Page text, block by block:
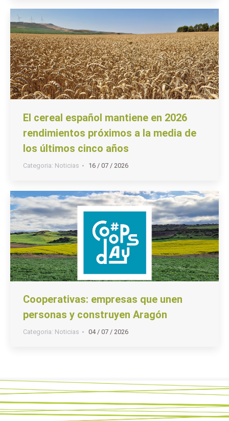
El cereal español mantiene en 2026
rendimientos próximos a la media de
los últimos cinco años
Categoria: Noticias 16 / 07 / 2026
Cooperativas: empresas que unen
personas y construyen Aragón
Categoria: Noticias 04 / 07 / 2026